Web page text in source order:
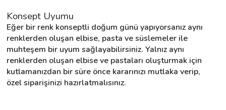
Konsept Uyumu
Eğer bir renk konseptli doğum günü yapıyorsanız aynı
renklerden oluşan elbise, pasta ve süslemeler ile
muhteşem bir uyum sağlayabilirsiniz. Yalnız aynı
renklerden oluşan elbise ve pastaları oluşturmak için
kutlamanızdan bir süre önce kararınızı mutlaka verip,
özel siparişinizi hazırlatmalısınız.